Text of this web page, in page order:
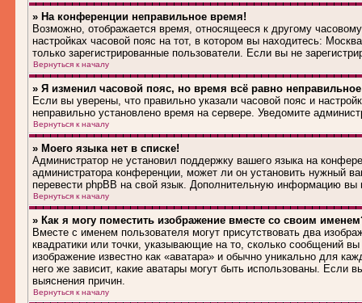
» На конференции неправильное время!
Возможно, отображается время, относящееся к другому
настройках часовой пояс на тот, в котором вы находитесь:
только зарегистрированные пользователи. Если вы не
Вернуться к началу
» Я изменил часовой пояс, но время всё равно
Если вы уверены, что правильно указали часовой пояс и
неправильно установлено время на сервере. Уведомите
Вернуться к началу
» Моего языка нет в списке!
Администратор не установил поддержку вашего языка на
администратора конференции, может ли он установить нужный
перевести phpBB на свой язык. Дополнительную информацию вы
Вернуться к началу
» Как я могу поместить изображение вместе со своим
Вместе с именем пользователя могут присутствовать два
квадратики или точки, указывающие на то, сколько сообщений
изображение известно как «аватара» и обычно уникально для
него же зависит, какие аватары могут быть использованы. Если
выяснения причин.
Вернуться к началу